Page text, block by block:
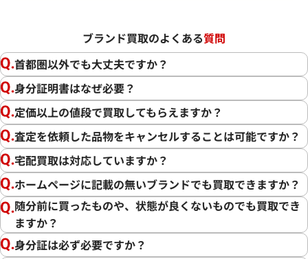
ブランド買取のよくある質問
首都圏以外でも大丈夫ですか？
身分証明書はなぜ必要？
定価以上の値段で買取してもらえますか？
査定を依頼した品物をキャンセルすることは可能ですか？
宅配買取は対応していますか？
ホームページに記載の無いブランドでも買取できますか？
随分前に買ったものや、状態が良くないものでも買取でき
ますか？
身分証は必ず必要ですか？